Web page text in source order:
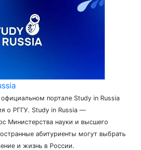
портале Study in Russia
о РГГУ. Study in Russia —
Министерства науки и высшего
абитуриенты могут выбрать
и жизнь в России.